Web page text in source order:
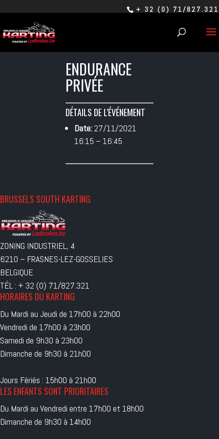
+ 32 (0) 71/827.321
ENDURANCE
PRIVÉE
DÉTAILS DE L'ÉVÉNEMENT
Date: 27/11/2021
16:15 – 16:45
BRUSSELS SOUTH KARTING
ZONING INDUSTRIEL, 4
6210 – FRASNES-LEZ-GOSSELIES
BELGIQUE
TÉL : + 32 (0) 71/827.321
HORAIRES DU KARTING
Du Mardi au Jeudi de 17h00 à 22h00
Vendredi de 17h00 à 23h00
Samedi de 9h30 à 23h00
Dimanche de 9h30 à 21h00
Jours Fériés : 15h00 à 21h00
LES ENFANTS SONT PRIORITAIRES
Du Mardi au Vendredi entre 17h00 et 18h00
Dimanche de 9h30 à 14h00